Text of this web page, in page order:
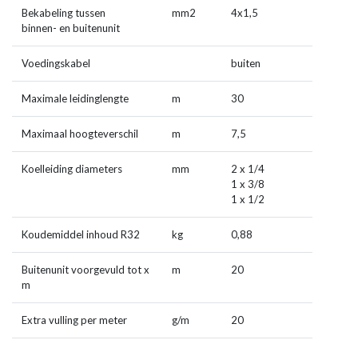
Bekabeling tussen
binnen- en buitenunit
mm2 4x1,5
Voedingskabel buiten
Maximale leidinglengte m 30
Maximaal hoogteverschil m 7,5
Koelleiding diameters mm
2 x 1/4
1 x 3/8
1 x 1/2
Koudemiddel inhoud R32 kg 0,88
Buitenunit voorgevuld tot x
m
m 20
Extra vulling per meter g/m 20